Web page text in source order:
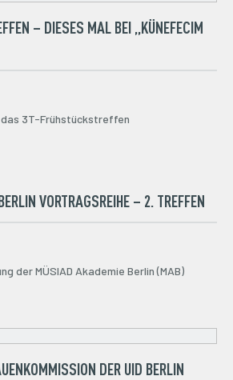
– DIESES MAL BEI „KÜNEFECIM
3T-Frühstückstreffen
VORTRAGSREIHE – 2. TREFFEN
der MÜSIAD Akademie Berlin (MAB)
DER UID BERLIN